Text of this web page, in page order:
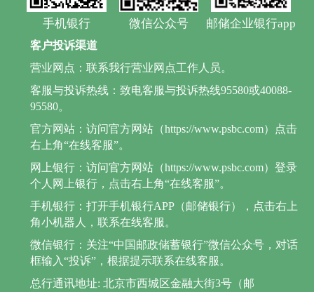
手机银行 微信公众号 邮储企业银行app
客户投诉渠道
营业网点：联系我行营业网点工作人员。
客服与投诉热线：致电客服与投诉热线95580或40088-
95580。
官方网站：访问官方网站（https://www.psbc.com）点击
右上角“在线客服”。
网上银行：访问官方网站（https://www.psbc.com）登录
个人网上银行，点击右上角“在线客服”。
手机银行：打开手机银行APP（邮储银行），点击右上
角小机器人，联系在线客服。
微信银行：关注“中国邮政储蓄银行”微信公众号，对话
框输入“投诉”，根据提示联系在线客服。
总行通讯地址: 北京市西城区金融大街3号（邮